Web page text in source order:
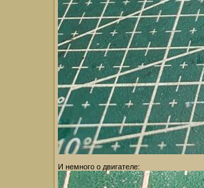
И немного о двигателе: